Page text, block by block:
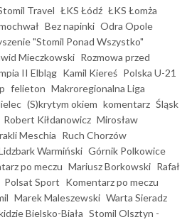
Travel ŁKS Łódź ŁKS Łomża
Bez napinki Odra Opole
"Stomil Ponad Wszystko"
Mieczkowski Rozmowa przed
II Elbląg Kamil Kiereś Polska U-21
felieton Makroregionalna Liga
(S)krytym okiem komentarz Śląsk
Robert Kiłdanowicz Mirosław
Meschia Ruch Chorzów
Warmiński Górnik Polkowice
po meczu Mariusz Borkowski Rafał
Polsat Sport Komentarz po meczu
Marek Maleszewski Warta Sieradz
Bielsko-Biała Stomil Olsztyn -